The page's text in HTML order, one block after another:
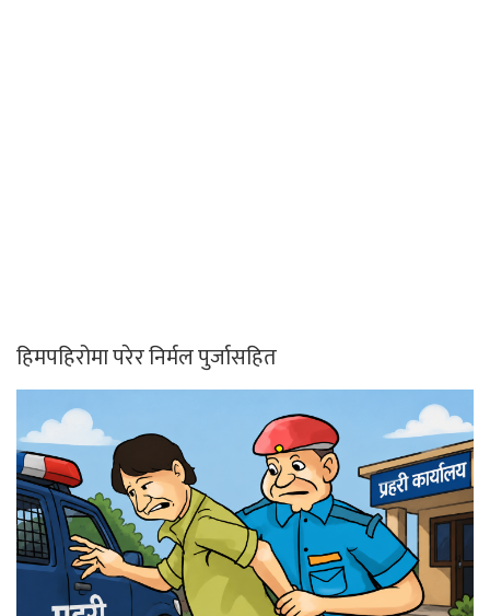
हिमपहिरोमा परेर निर्मल पुर्जासहित